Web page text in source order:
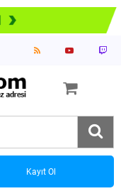
Kayıt Ol